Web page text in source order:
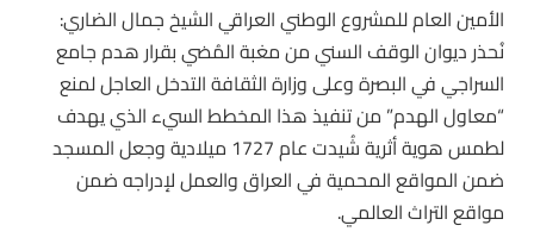
الأمين العام للمشروع الوطني العراقي الشيخ جمال الضاري:
نُحذر ديوان ‫الوقف السني‬ من مغبة المُضي بقرار هدم ‫جامع
السراجي‬ في ‫البصرة‬ وعلى وزارة الثقافة التدخل العاجل لمنع
“معاول الهدم” من تنفيذ هذا المخطط السيء الذي يهدف
لطمس هوية أثرية شُيدت عام 1727 ميلادية وجعل المسجد
ضمن المواقع المحمية في العراق والعمل لإدراجه ضمن
مواقع التراث العالمي.